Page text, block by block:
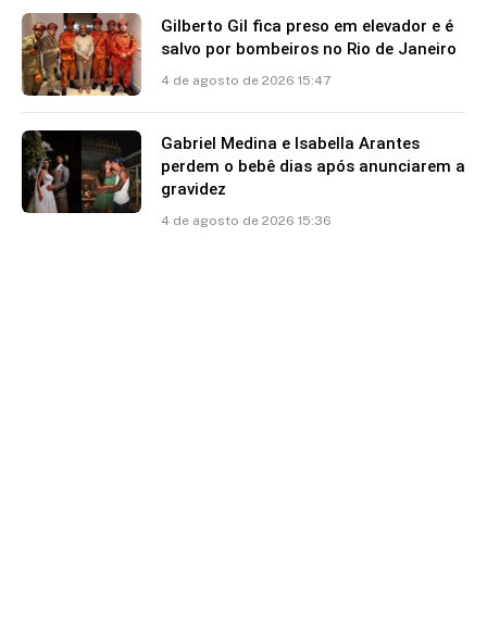
Gilberto Gil fica preso em elevador e é
salvo por bombeiros no Rio de Janeiro
4 de agosto de 2026 15:47
Gabriel Medina e Isabella Arantes
perdem o bebê dias após anunciarem a
gravidez
4 de agosto de 2026 15:36